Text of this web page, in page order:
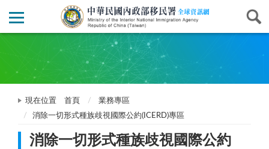
現在位置 首頁
業務專區
消除一切形式種族歧視國際公約(ICERD)專區
消除一切形式種族歧視國際公約